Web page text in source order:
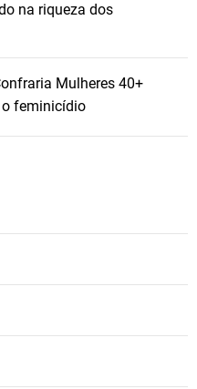
na riqueza dos
Mulheres 40+
feminicídio